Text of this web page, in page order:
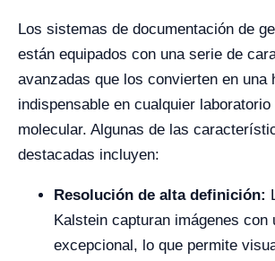
Los sistemas de documentación de
están equipados con una serie de
avanzadas que los convierten en una
indispensable en cualquier
molecular. Algunas de las
destacadas incluyen:
Resolución de alta definición:
Kalstein capturan imágenes con
excepcional, lo que permite